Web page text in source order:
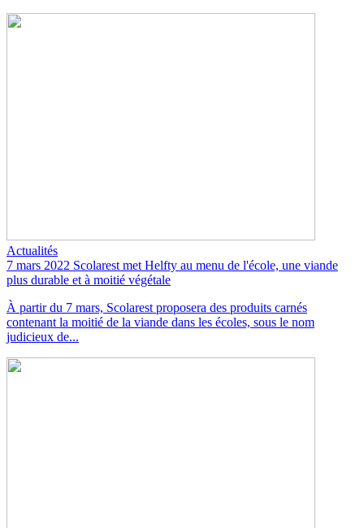
Actualités
7 mars 2022 Scolarest met Helfty au menu de l'école, une viande
plus durable et à moitié végétale
À partir du 7 mars, Scolarest proposera des produits carnés
contenant la moitié de la viande dans les écoles, sous le nom
judicieux de...